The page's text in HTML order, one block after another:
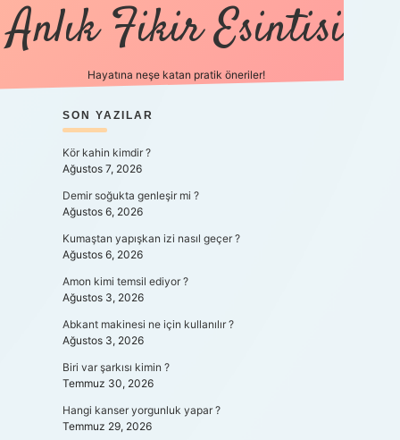
Anlık Fikir Esintisi
Hayatına neşe katan pratik öneriler!
SIDEBAR
SON YAZILAR
Kör kahin kimdir ?
Ağustos 7, 2026
Demir soğukta genleşir mi ?
Ağustos 6, 2026
Kumaştan yapışkan izi nasıl geçer ?
Ağustos 6, 2026
Amon kimi temsil ediyor ?
Ağustos 3, 2026
Abkant makinesi ne için kullanılır ?
Ağustos 3, 2026
Biri var şarkısı kimin ?
Temmuz 30, 2026
Hangi kanser yorgunluk yapar ?
Temmuz 29, 2026